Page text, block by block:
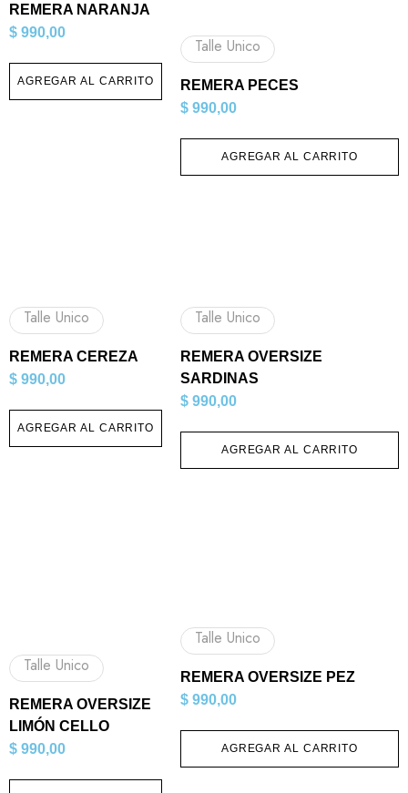
REMERA NARANJA
$ 990,00
AGREGAR AL CARRITO
Talle Unico
REMERA PECES
$ 990,00
AGREGAR AL CARRITO
Talle Unico
REMERA CEREZA
$ 990,00
AGREGAR AL CARRITO
Talle Unico
REMERA OVERSIZE
SARDINAS
$ 990,00
AGREGAR AL CARRITO
Talle Unico
REMERA OVERSIZE
LIMÓN CELLO
$ 990,00
Talle Unico
REMERA OVERSIZE PEZ
$ 990,00
AGREGAR AL CARRITO